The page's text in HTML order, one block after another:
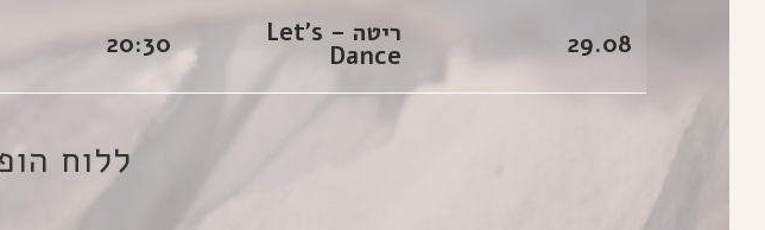
29.08 ריטה – Let's
Dance
20:30
ללוח